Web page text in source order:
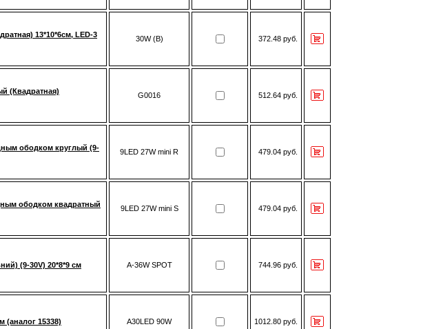
13*10*6см, LED-3
30W (В) 372.48 руб.
(Квадратная)
G0016 512.64 руб.
ободком круглый (9-
9LED 27W mini R 479.04 руб.
ободком квадратный
9LED 27W mini S 479.04 руб.
(9-30V) 20*8*9 см A-36W SPOT 744.96 руб.
(аналог 15338) A30LED 90W 1012.80 руб.